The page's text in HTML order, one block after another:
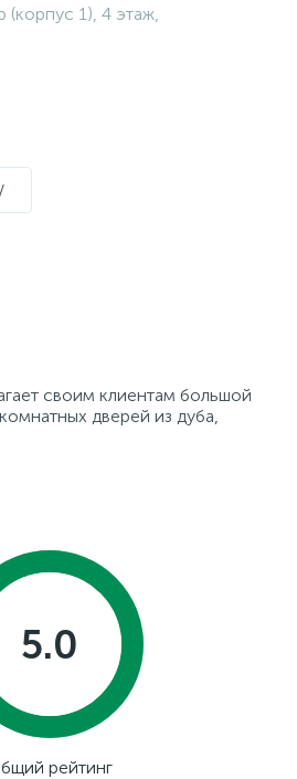
1), 4 этаж,
своим клиентам большой
дверей из дуба,
5.0
рейтинг